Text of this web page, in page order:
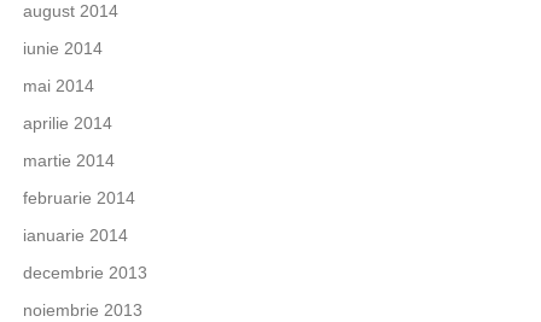
august 2014
iunie 2014
mai 2014
aprilie 2014
martie 2014
februarie 2014
ianuarie 2014
decembrie 2013
noiembrie 2013